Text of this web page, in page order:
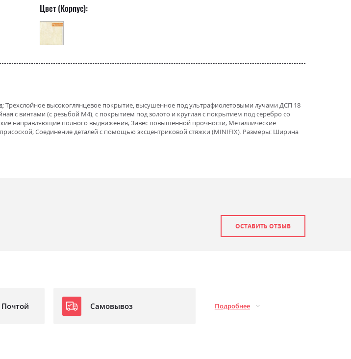
Цвет (Корпус):
высокоглянцевое покрытие, высушенное под ультрафиолетовыми лучами ДСП 18
с винтами (с резьбой М4), с покрытием под золото и круглая с покрытием под серебро со
направляющие полного выдвижения; Завес повышенной прочности; Металлические
Соединение деталей с помощью эксцентриковой стяжки (MINIFIX). Размеры: Ширина
ОСТАВИТЬ ОТЗЫВ
Самовывоз Подробнее